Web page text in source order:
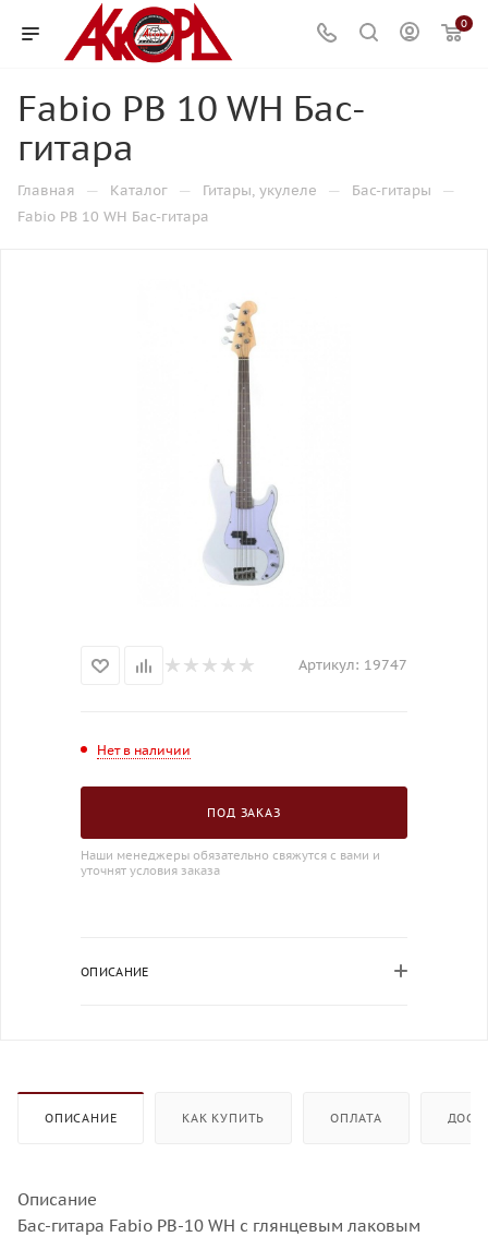
0
Fabio PB 10 WH Бас-
гитара
Главная — Каталог — Гитары, укулеле — Бас-гитары —
Fabio PB 10 WH Бас-гитара
Артикул: 19747
Нет в наличии
ПОД ЗАКАЗ
Наши менеджеры обязательно свяжутся с вами и
уточнят условия заказа
ОПИСАНИЕ
ОПИСАНИЕ КАК КУПИТЬ ОПЛАТА
Описание
Бас-гитара Fabio PB-10 WH с глянцевым лаковым